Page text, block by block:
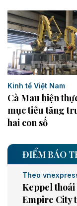
Kinh tế Việt Nam
Cà Mau hiện
mục tiêu tăng
hai con số
ĐIỂM BÁO
Theo
Keppel thoái
Empire City